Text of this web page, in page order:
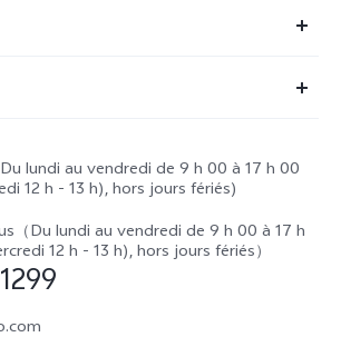
hors garantie
en réparation-ICP
réparation-SBE
lundi au vendredi de 9 h 00 à 17 h 00
12 h - 13 h), hors jours fériés)
（Du lundi au vendredi de 9 h 00 à 17 h
12 h - 13 h), hors jours fériés）